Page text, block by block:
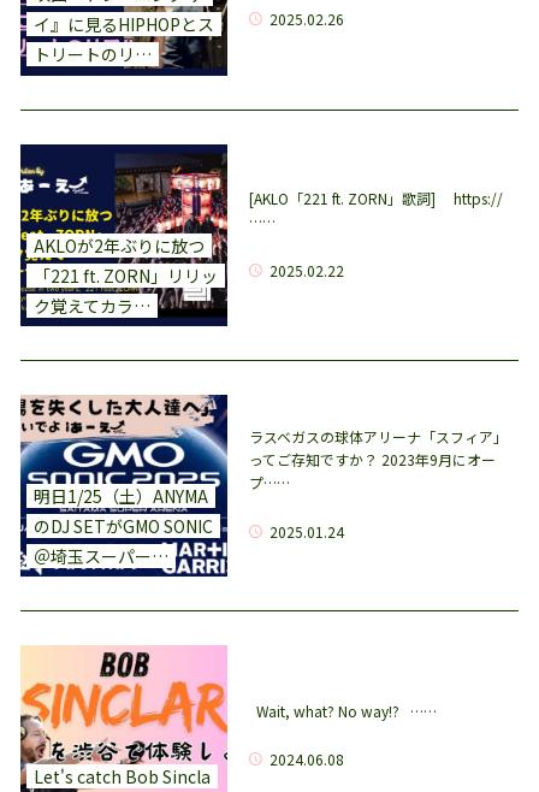
イ』に見るHIPHOPとス
トリートのリ…
2025.02.26
AKLOが2年ぶりに放つ
「221 ft. ZORN」リリッ
ク覚えてカラ…
[AKLO「221 ft. ZORN」歌詞] https://
……
2025.02.22
明日1/25（土）ANYMA
のDJ SETがGMO SONIC
＠埼玉スーパー…
ラスベガスの球体アリーナ「スフィア」
ってご存知ですか？ 2023年9月にオー
プ……
2025.01.24
Let's catch Bob Sincla
Wait, what? No way!? ……
2024.06.08